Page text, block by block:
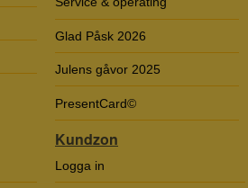
Glad Påsk 2026
Julens gåvor 2025
PresentCard©
Kundzon
Logga in